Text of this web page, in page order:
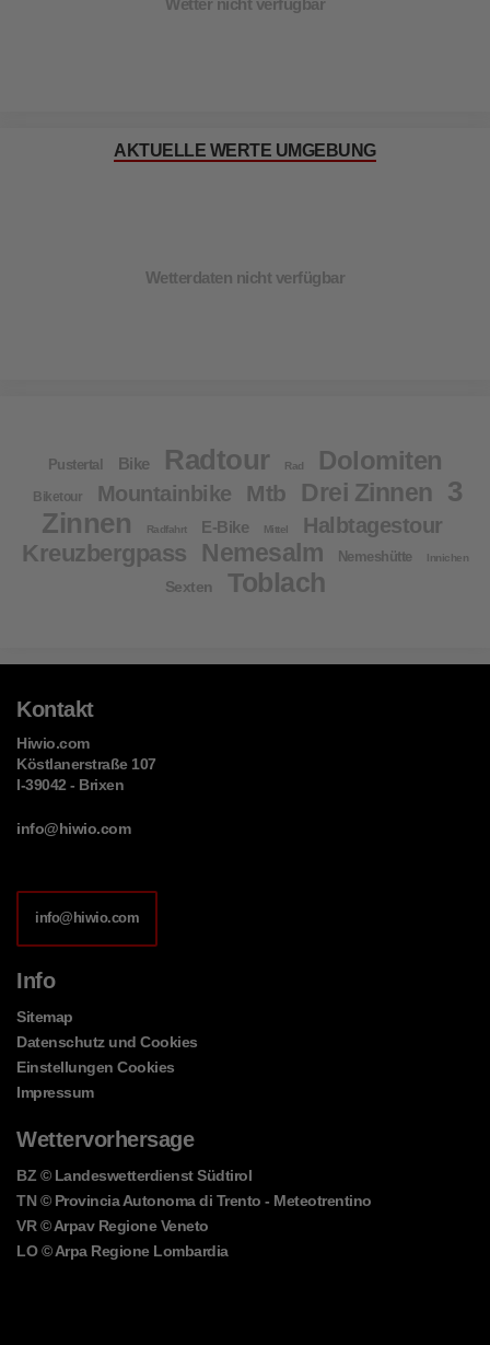
AKTUELLE WERTE UMGEBUNG
Wetterdaten nicht verfügbar
Pustertal Bike Radtour Rad Dolomiten
Biketour Mountainbike Mtb Drei Zinnen
3
Zinnen
Radfahrt E-Bike Mittel Halbtagestour
Kreuzbergpass Nemesalm Nemeshütte Innichen
Sexten Toblach
Kontakt
Hiwio.com
Köstlanerstraße 107
I-39042 - Brixen
info@hiwio.com
info@hiwio.com
Info
Sitemap
Datenschutz und Cookies
Einstellungen Cookies
Impressum
Wettervorhersage
BZ © Landeswetterdienst Südtirol
TN © Provincia Autonoma di Trento - Meteotrentino
VR © Arpav Regione Veneto
LO © Arpa Regione Lombardia